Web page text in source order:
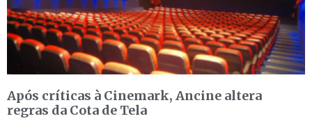
Após críticas à Cinemark, Ancine altera
regras da Cota de Tela